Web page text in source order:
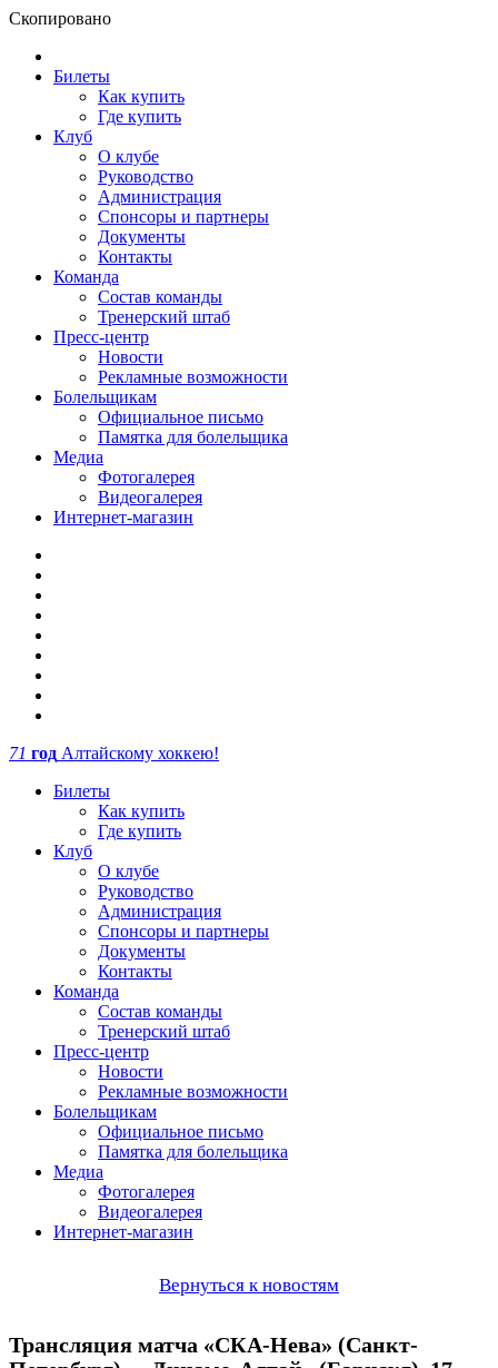
Скопировано
Билеты
Как купить
Где купить
Клуб
О клубе
Руководство
Администрация
Спонсоры и партнеры
Документы
Контакты
Команда
Состав команды
Тренерский штаб
Пресс-центр
Новости
Рекламные возможности
Болельщикам
Официальное письмо
Памятка для болельщика
Медиа
Фотогалерея
Видеогалерея
Интернет-магазин
71 год Алтайскому хоккею!
Билеты
Как купить
Где купить
Клуб
О клубе
Руководство
Администрация
Спонсоры и партнеры
Документы
Контакты
Команда
Состав команды
Тренерский штаб
Пресс-центр
Новости
Рекламные возможности
Болельщикам
Официальное письмо
Памятка для болельщика
Медиа
Фотогалерея
Видеогалерея
Интернет-магазин
Вернуться к новостям
Трансляция матча «СКА-Нева» (Санкт-